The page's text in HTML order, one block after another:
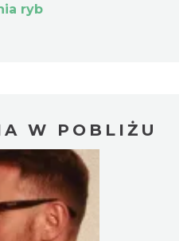
ryb
W POBLIŻU